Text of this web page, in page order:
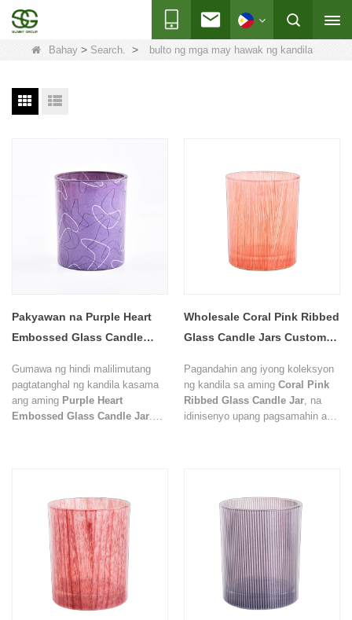
Bahay > Search. > bulto ng mga may hawak ng kandila
Pakyawan na Purple Heart
Embossed Glass Candle
Gumawa ng hindi malilimutang
pagtatanghal ng kandila kasama
ang aming Purple Heart
Embossed Glass Candle Jar.
pandekorasyon na lalagyan ng
salamin na ito ang romansa,
kagandahan, at premium na
pagkakayari.
Wholesale Coral Pink Ribbed
Glass Candle Jars Custom
Pagandahin ang iyong koleksyon
ng kandila sa aming Coral Pink
Ribbed Glass Candle Jar, na
idinisenyo upang pagsamahin ang
lumikha ng isang sopistikadong
packaging solution para sa mga
luxury scented candles, home
fragrance collections, at premium